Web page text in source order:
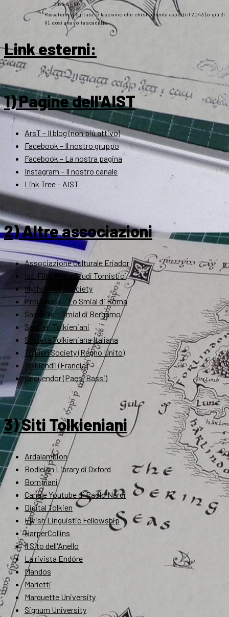
2026-07-10
Passatemi la battuta: e lasciamo che chi si lamenta aspetti il 2043 (o giù di
lì), così una volta scaduti…
Link esterni:
1) Pagine dell'AIST
ArsT – Il blog (non più attivo)
Facebook – Il nostro gruppo
Facebook – La nostra pagina
Instagram – Il nostro canale
Link Tree – AIST
2) Altre associazioni
Associazione Culturale Eriador
Ist. Filosofico Studi Tomistici
Mythopoeic Society
Proudneck – Lo Smial di Roma
Sackville – Smial di Bergamo
Sentieri Tolkieniani
Società Tolkieniana Italiana
Tolkien Society (Regno Unito)
Tolkiendil (Francia)
Unquendor (Paesi Bassi)
3) Siti Tolkieniani
Ardalambion
Bodleian Library di Oxford
Bompiani
Canale Youtube di Paolo Nardi
Digital Tolkien
Elvish Linguistic Fellowship
HarperCollins
Il Sito dell'Anello
La rivista Endóre
Mandos
Marietti
Marquette University
Signum University